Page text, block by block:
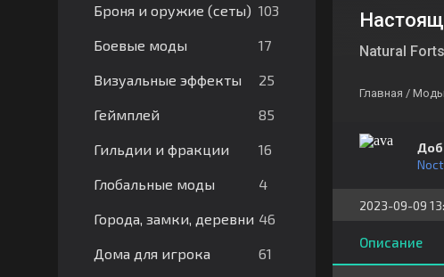
Броня и оружие (сеты) 103
Боевые моды 17
Визуальные эффекты 25
Геймплей 85
Гильдии и фракции 16
Глобальные моды 4
Города, замки, деревни 46
Дома для игрока 61
Natural
Главная / Моды
2023-09-09
Описание